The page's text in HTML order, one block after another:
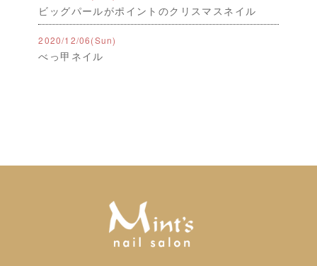
ビッグパールがポイントのクリスマスネイル
2020/12/06(Sun)
べっ甲ネイル